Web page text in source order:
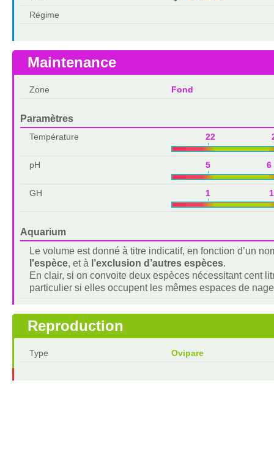
Régime
Maintenance
Zone Fond
Paramètres
Température 22
pH 5 6
GH 1
Aquarium
Le volume est donné à titre indicatif, en fonction d’un
l'espèce, et à l’exclusion d’autres espèces.
En clair, si on convoite deux espèces nécessitant cent
particulier si elles occupent les mêmes espaces de
Reproduction
Type Ovipare